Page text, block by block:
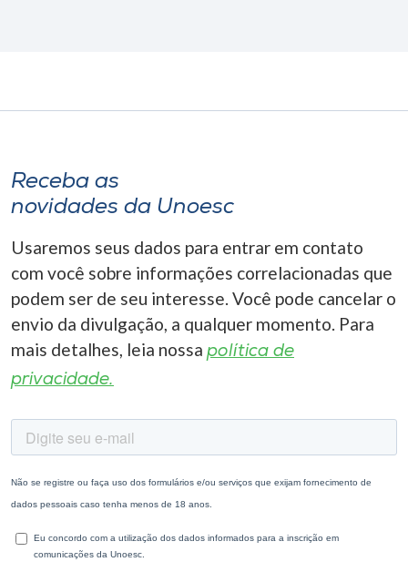
Receba as
novidades da Unoesc
Usaremos seus dados para entrar em contato
com você sobre informações correlacionadas que
podem ser de seu interesse. Você pode cancelar o
envio da divulgação, a qualquer momento. Para
mais detalhes, leia nossa política de
privacidade.